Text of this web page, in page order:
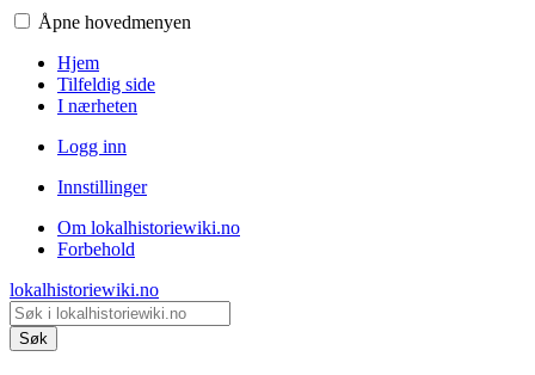
Åpne hovedmenyen
Hjem
Tilfeldig side
I nærheten
Logg inn
Innstillinger
Om lokalhistoriewiki.no
Forbehold
lokalhistoriewiki.no
Søk